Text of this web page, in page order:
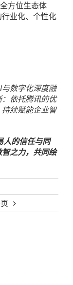
方位生态体
业化、个性化
数字化深度融
依托腾讯的优
续赋能企业智
人的信任与同
之力，共同绘